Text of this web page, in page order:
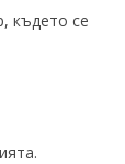
където се